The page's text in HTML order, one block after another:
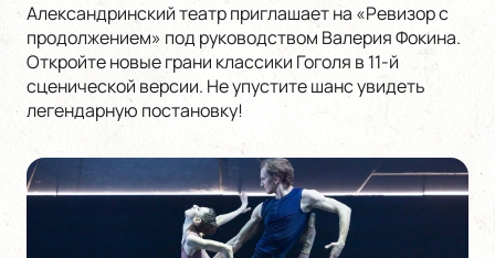
Александринский театр приглашает на «Ревизор с
продолжением» под руководством Валерия Фокина.
Откройте новые грани классики Гоголя в 11-й
сценической версии. Не упустите шанс увидеть
легендарную постановку!